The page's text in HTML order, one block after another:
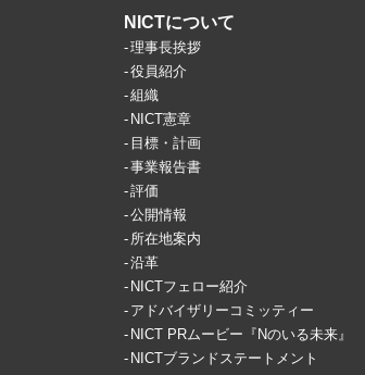
NICTについて
理事長挨拶
役員紹介
組織
NICT憲章
目標・計画
事業報告書
評価
公開情報
所在地案内
沿革
NICTフェロー紹介
アドバイザリーコミッティー
NICT PRムービー『Nのいる未来』
NICTブランドステートメント